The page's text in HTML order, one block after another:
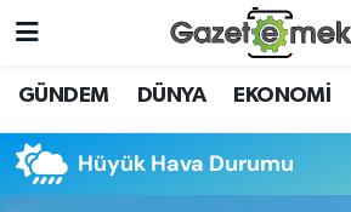
GÜNDEM DÜNYA EKONOMİ
Hüyük Hava Durumu
DÜNYA
EKONOMİ
Nöbetçi Eczaneler
Hava Durumu